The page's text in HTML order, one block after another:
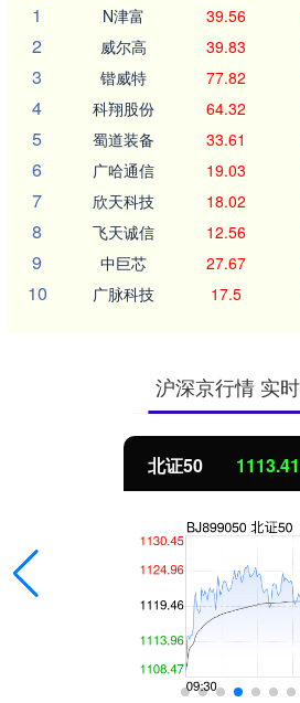
1
N津富 39.56
2 威尔高 39.83
3 锴威特 77.82
4 科翔股份 64.32
5 蜀道装备 33.61
6 广哈通信 19.03
7 欣天科技 18.02
8 飞天诚信 12.56
9 中巨芯 27.67
10 广脉科技 17.5
沪深京行情 实
北证50 1113.41 -